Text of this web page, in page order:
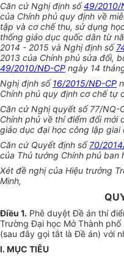
Căn cứ Nghị định số49/2010/
của Chính phủ quy định về
tập và cơ chế thu, sử dụng
thống giáo dục quốc dân từ
2014 - 2015 và Nghị định số
2013 của Chính phủ sửa đổi,
49/2010/NĐ-CP ngày 14
Nghị định số16/2015/NĐ-CP
Chính phủ quy định cơ chế tự
Căn cứ Nghị quyết số 77/NQ-
Chính phủ về thí điểm đổi mới
giáo dục đại học công lập giai
Căn cứ Quyết định số70/
của Thủ tướng Chính phủ ban
Xét đề nghị của Hiệu trưởng
Minh,
Điều 1. Phê duyệt Đề án thí
Trường Đại học Mở Thành
(sau đây gọi tắt là Đề án) với
I. MỤC TIÊU